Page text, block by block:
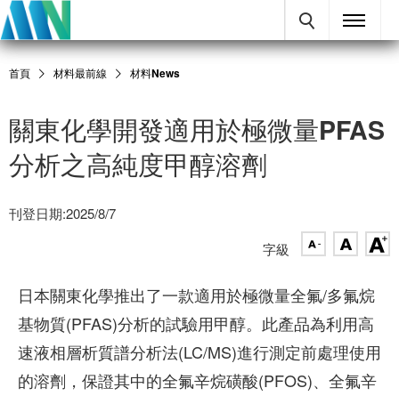
首頁 材料最前線 材料News
關東化學開發適用於極微量PFAS
分析之高純度甲醇溶劑
刊登日期:2025/8/7
字級
日本關東化學推出了一款適用於極微量全氟/多氟烷
基物質(PFAS)分析的試驗用甲醇。此產品為利用高
速液相層析質譜分析法(LC/MS)進行測定前處理使用
的溶劑，保證其中的全氟辛烷磺酸(PFOS)、全氟辛